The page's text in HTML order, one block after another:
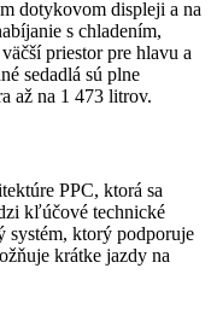
dotykovom displeji a na
s chladením,
priestor pre hlavu a
sedadlá sú plne
až na 1 473 litrov.
PPC, ktorá sa
kľúčové technické
ktorý podporuje
krátke jazdy na